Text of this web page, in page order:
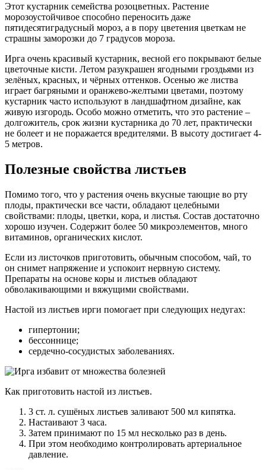
Этот кустарник семейства розоцветных. Растение
морозоустойчивое способно переносить даже
пятидесятиградусный мороз, а в пору цветения цветкам не
страшны заморозки до 7 градусов мороза.
Ирга очень красивый кустарник, весной его покрывают белые
цветочные кисти. Летом разукрашен ягодными гроздьями из
зелёных, красных, и чёрных оттенков. Осенью же листва
играет багряными и оранжево-желтыми цветами, поэтому
кустарник часто используют в ландшафтном дизайне, как
живую изгородь. Особо можно отметить, что это растение –
долгожитель, срок жизни кустарника до 70 лет, практически
не болеет и не поражается вредителями. В высоту достигает 4-
5 метров.
Полезные свойства листьев
Помимо того, что у растения очень вкусные тающие во рту
плоды, практически все части, обладают целебными
свойствами: плоды, цветки, кора, и листья. Состав достаточно
хорошо изучен. Содержит более 50 микроэлементов, много
витаминов, органических кислот.
Если из листочков приготовить, обычным способом, чай, то
он снимет напряжение и успокоит нервную систему.
Препараты на основе коры и листьев обладают
обволакивающими и вяжущими свойствами.
Настой из листьев ирги помогает при следующих недугах:
гипертонии;
бессоннице;
сердечно-сосудистых заболеваниях.
Как приготовить настой из листьев.
3 ст. л. сушёных листьев заливают 500 мл кипятка.
Настаивают 3 часа.
Затем принимают по 15 мл несколько раз в день.
При этом необходимо контролировать артериальное
давление.